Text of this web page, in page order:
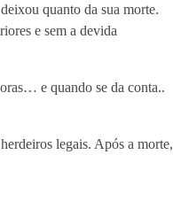
quanto da sua morte.
e sem a devida
e quando se da conta..
legais. Após a morte,